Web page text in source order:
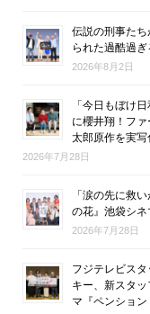
伝説の刑事た
られた過酷過
2026年8月2日
「今日もぼけ
に櫻井翔！フ
太郎原作を実写
2026年7月28日
「涙の先に救
の花』池袋シ
2026年7月28日
フジテレビス
キー、新スタ
マ『ペンショ